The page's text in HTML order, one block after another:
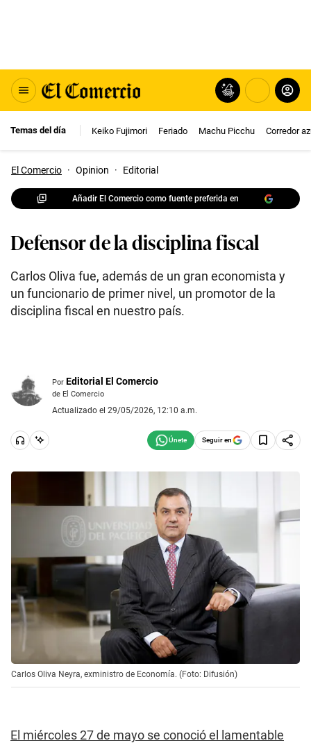
Temas del día Keiko Fujimori Feriado Machu Picchu Corredor
El Comercio · Opinion · Editorial
Añadir El Comercio como fuente preferida en
Defensor de la disciplina fiscal
Carlos Oliva fue, además de un gran economista y
un funcionario de primer nivel, un promotor de la
disciplina fiscal en nuestro país.
Por Editorial El Comercio
de El Comercio
Actualizado el 29/05/2026, 12:10 a.m.
Seguir en
Carlos Oliva Neyra, exministro de Economía. (Foto: Difusión)
El miércoles 27 de mayo se conoció el lamentable